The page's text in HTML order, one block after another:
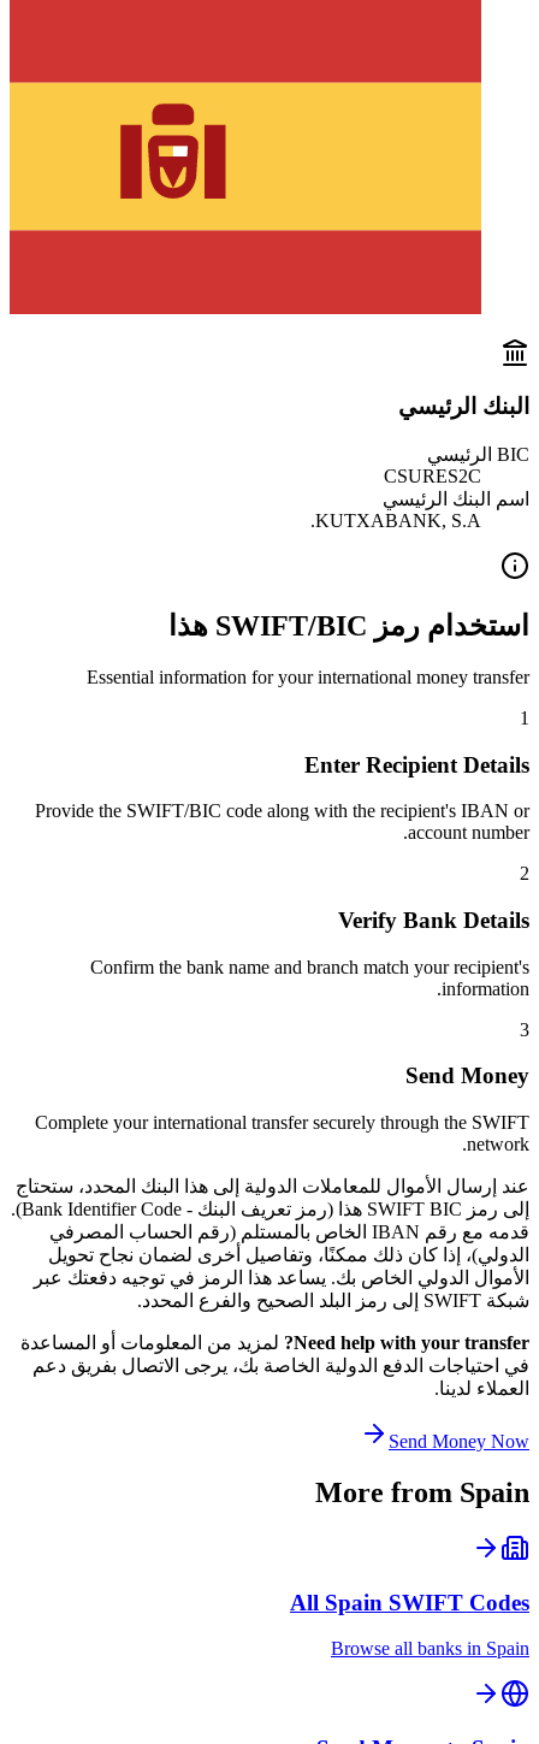
البنك الرئيسي
BIC الرئيسي
CSURES2C
اسم البنك الرئيسي
KUTXABANK, S.A.
استخدام رمز SWIFT/BIC هذا
Essential information for your international money transfer
1
Enter Recipient Details
Provide the SWIFT/BIC code along with the recipient's IBAN or
account number.
2
Verify Bank Details
Confirm the bank name and branch match your recipient's
information.
3
Send Money
Complete your international transfer securely through the SWIFT
network.
عند إرسال الأموال للمعاملات الدولية إلى هذا البنك المحدد، ستحتاج
إلى رمز SWIFT BIC هذا (رمز تعريف البنك - Bank Identifier Code).
قدمه مع رقم IBAN الخاص بالمستلم (رقم الحساب المصرفي
الدولي)، إذا كان ذلك ممكنًا، وتفاصيل أخرى لضمان نجاح تحويل
الأموال الدولي الخاص بك. يساعد هذا الرمز في توجيه دفعتك عبر
شبكة SWIFT إلى رمز البلد الصحيح والفرع المحدد.
Need help with your transfer?
لمزيد من المعلومات أو المساعدة
في احتياجات الدفع الدولية الخاصة بك، يرجى الاتصال بفريق دعم
العملاء لدينا.
Send Money Now
More from Spain
All Spain SWIFT Codes
Browse all banks in Spain